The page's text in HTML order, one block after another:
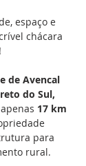
espaço e
chácara
de Avencal
do Sul,
17 km
para
rural.